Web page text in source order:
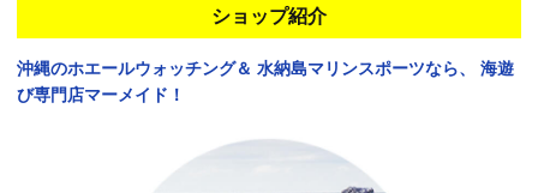
ショップ紹介
沖縄のホエールウォッチング＆ 水納島マリンスポーツなら、
海遊
び専門店マーメイド！